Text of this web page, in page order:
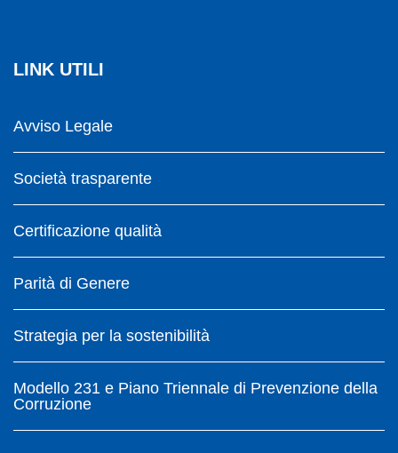
LINK UTILI
Avviso Legale
Società trasparente
Certificazione qualità
Parità di Genere
Strategia per la sostenibilità
Modello 231 e Piano Triennale di Prevenzione della
Corruzione